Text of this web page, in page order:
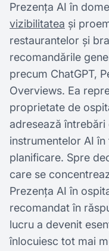
Prezența AI în
vizibilitatea și
restaurantelor și
recomandările
precum ChatGPT,
Overviews. Ea
proprietate de
adresează
instrumentelor AI
planificare. Spre
care se
Prezența AI în
recomandat în
lucru a devenit
înlocuiesc tot mai